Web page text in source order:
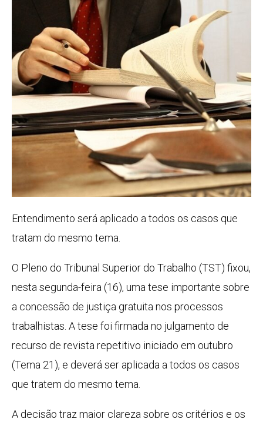
Entendimento será aplicado a todos os casos que
tratam do mesmo tema.
O Pleno do Tribunal Superior do Trabalho (TST) fixou,
nesta segunda-feira (16), uma tese importante sobre
a concessão de justiça gratuita nos processos
trabalhistas. A tese foi firmada no julgamento de
recurso de revista repetitivo iniciado em outubro
(Tema 21), e deverá ser aplicada a todos os casos
que tratem do mesmo tema.
A decisão traz maior clareza sobre os critérios e os